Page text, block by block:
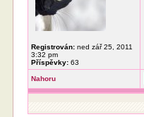
Registrován: ned zář 25, 2011
3:32 pm
Příspěvky: 63
Nahoru